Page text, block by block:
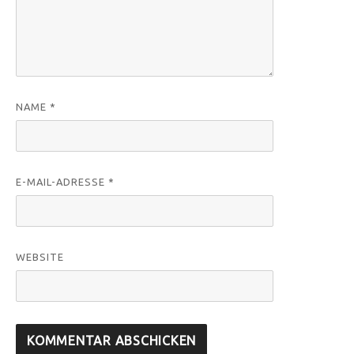
NAME *
E-MAIL-ADRESSE *
WEBSITE